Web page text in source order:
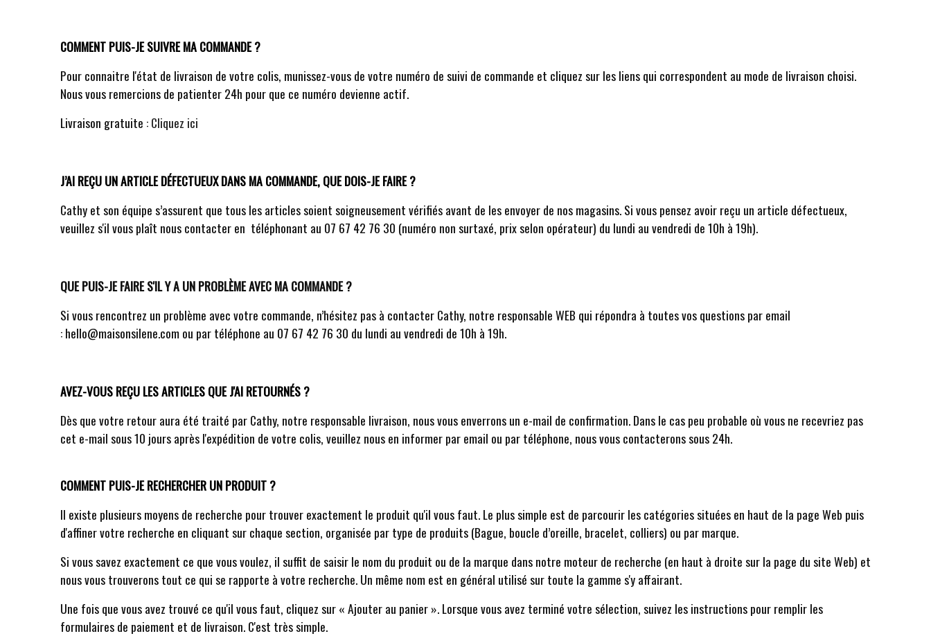
COMMENT PUIS-JE SUIVRE MA COMMANDE ?
Pour connaitre l'état de livraison de votre colis, munissez-vous de votre numéro de suivi de commande et cliquez sur les liens qui correspondent au mode de livraison choisi.
Nous vous remercions de patienter 24h pour que ce numéro devienne actif.
Livraison gratuite :Cliquez ici
J’AI REÇU UN ARTICLE DÉFECTUEUX DANS MA COMMANDE, QUE DOIS-JE FAIRE ?
Cathy et son équipe s’assurent que tous les articles soient soigneusement vérifiés avant de les envoyer de nos magasins. Si vous pensez avoir reçu un article défectueux,
veuillez s'il vous plaît nous contacter en téléphonant au 07 67 42 76 30 (numéro non surtaxé, prix selon opérateur) du lundi au vendredi de 10h à 19h).
QUE PUIS-JE FAIRE S'IL Y A UN PROBLÈME AVEC MA COMMANDE ?
Si vous rencontrez un problème avec votre commande, n’hésitez pas à contacter Cathy, notre responsable WEB qui répondra à toutes vos questions par email
:hello@maisonsilene.comou par téléphone au 07 67 42 76 30 du lundi au vendredi de 10h à 19h.
AVEZ-VOUS REÇU LES ARTICLES QUE J'AI RETOURNÉS ?
Dès que votre retour aura été traité par Cathy, notre responsable livraison, nous vous enverrons un e-mail de confirmation. Dans le cas peu probable où vous ne recevriez pas
cet e-mail sous 10 jours après l'expédition de votre colis, veuillez nous en informer par email ou par téléphone, nous vous contacterons sous 24h.
COMMENT PUIS-JE RECHERCHER UN PRODUIT ?
Il existe plusieurs moyens de recherche pour trouver exactement le produit qu'il vous faut. Le plus simple est de parcourir les catégories situées en haut de la page Web puis
d'affiner votre recherche en cliquant sur chaque section, organisée par type de produits (Bague, boucle d’oreille, bracelet, colliers) ou par marque.
Si vous savez exactement ce que vous voulez, il suffit de saisir le nom du produit ou de la marque dans notre moteur de recherche (en haut à droite sur la page du site Web) et
nous vous trouverons tout ce qui se rapporte à votre recherche. Un même nom est en général utilisé sur toute la gamme s'y affairant.
Une fois que vous avez trouvé ce qu'il vous faut, cliquez sur « Ajouter au panier ». Lorsque vous avez terminé votre sélection, suivez les instructions pour remplir les
formulaires de paiement et de livraison. C'est très simple.